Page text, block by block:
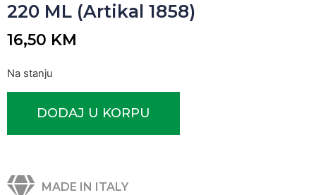
220 ML (Artikal 1858)
16,50 KM
Na stanju
DODAJ U KORPU
MADE IN ITALY